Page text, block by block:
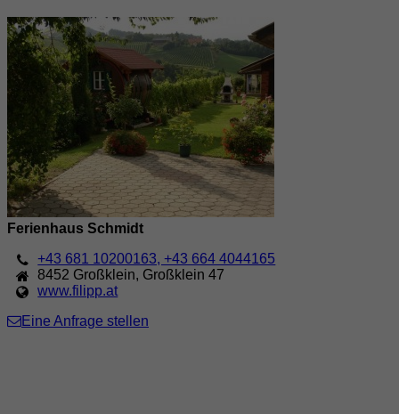
Ferienhaus Schmidt
+43 681 10200163, +43 664 4044165
8452 Großklein, Großklein 47
www.filipp.at
Eine Anfrage stellen